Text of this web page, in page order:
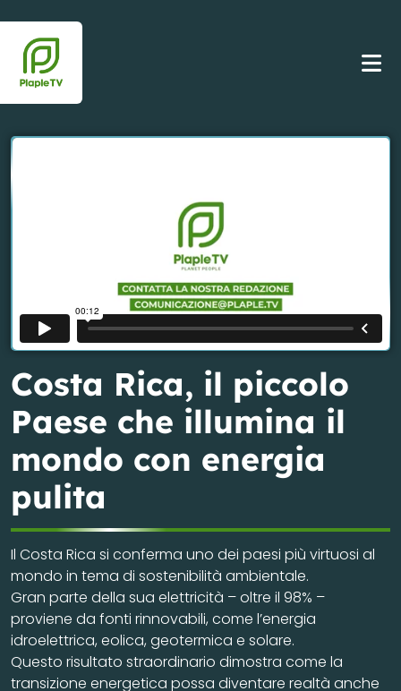
Costa Rica, il piccolo
Paese che illumina il
mondo con energia
pulita
Il Costa Rica si conferma uno dei paesi più virtuosi al
mondo in tema di sostenibilità ambientale.
Gran parte della sua elettricità – oltre il 98% –
proviene da fonti rinnovabili, come l’energia
idroelettrica, eolica, geotermica e solare.
Questo risultato straordinario dimostra come la
transizione energetica possa diventare realtà anche